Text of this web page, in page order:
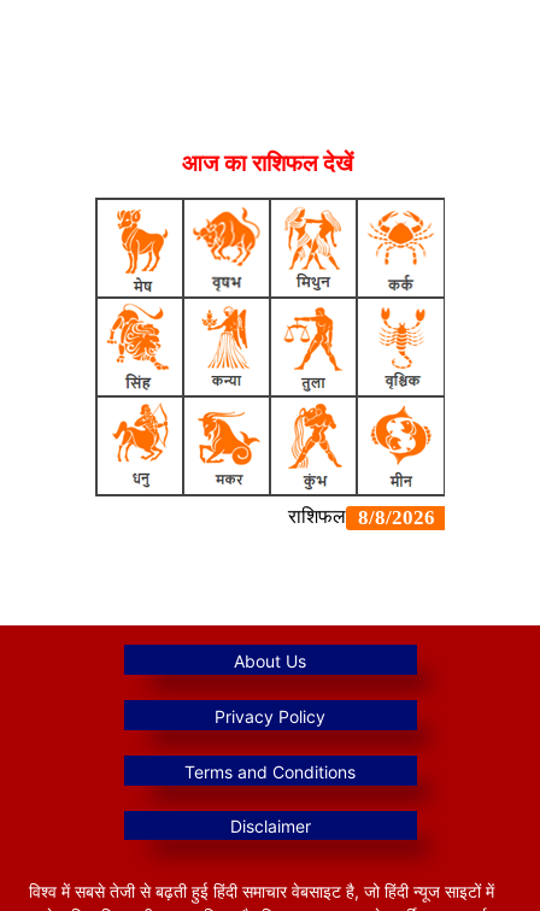
आज का राशिफल देखें
विश्व में सबसे तेजी से बढ़ती हुई हिंदी समाचार वेबसाइट है, जो हिंदी न्यूज साइटों में